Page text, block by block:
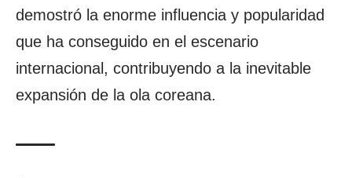
demostró la enorme influencia y popularidad
que ha conseguido en el escenario
internacional, contribuyendo a la inevitable
expansión de la ola coreana.